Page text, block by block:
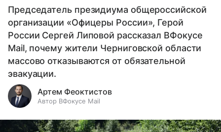
Председатель президиума общероссийской
организации «Офицеры России», Герой
России Сергей Липовой рассказал ВФокусе
Mail, почему жители Черниговской области
массово отказываются от обязательной
эвакуации.
Артем Феоктистов
Автор ВФокусе Mail